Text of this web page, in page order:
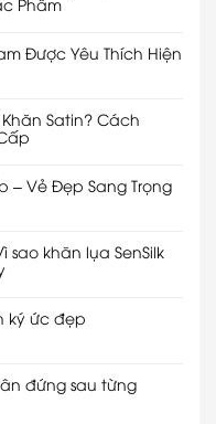
Được Yêu Thích Hiện
Satin? Cách
– Vẻ Đẹp Sang Trọng
khăn lụa SenSilk
ký ức đẹp
đứng sau từng